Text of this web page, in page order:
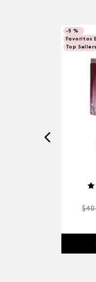
-5 %
Favoritos
Top Sellers
$40